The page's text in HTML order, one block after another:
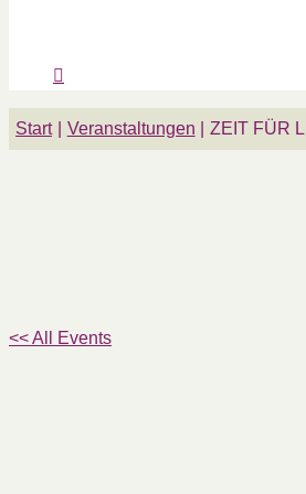
Start Veranstaltungen ZEIT FÜR
<< All Events